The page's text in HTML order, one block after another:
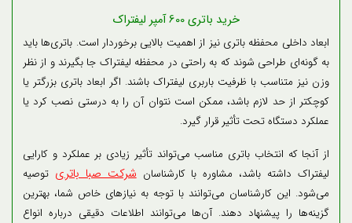
خرید باتری 600 آمپر لیفتراک
ابعاد داخلی محفظه باتری نیز از اهمیت بالایی برخوردار است. باتری‌ها باید
به گونه‌ای طراحی شوند که به راحتی در محفظه لیفتراک جا بگیرند و از نظر
وزن نیز متناسب با ظرفیت باربری لیفتراک باشند. اگر ابعاد باتری بزرگتر یا
کوچکتر از حد لازم باشد، ممکن است نتوان آن را به درستی نصب کرد یا
عملکرد دستگاه تحت تأثیر قرار گیرد.
از آنجا که انتخاب باتری مناسب می‌تواند تأثیر زیادی بر عملکرد و کارایی
لیفتراک داشته باشد، مشاوره با کارشناسانشرکت صبا باتری توصیه
می‌شود. این کارشناسان می‌توانند با توجه به نیازهای خاص شما، بهترین
گزینه‌ها را پیشنهاد دهند. آن‌ها می‌توانند اطلاعات دقیقی درباره انواع